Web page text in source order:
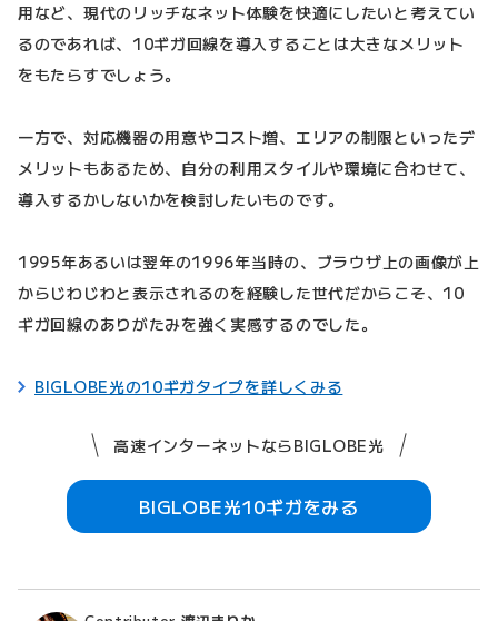
用など、現代のリッチなネット体験を快適にしたいと考えてい
るのであれば、10ギガ回線を導入することは大きなメリット
をもたらすでしょう。
一方で、対応機器の用意やコスト増、エリアの制限といったデ
メリットもあるため、自分の利用スタイルや環境に合わせて、
導入するかしないかを検討したいものです。
1995年あるいは翌年の1996年当時の、ブラウザ上の画像が上
からじわじわと表示されるのを経験した世代だからこそ、10
ギガ回線のありがたみを強く実感するのでした。
BIGLOBE光の10ギガタイプを詳しくみる
高速インターネットならBIGLOBE光
BIGLOBE光10ギガをみる